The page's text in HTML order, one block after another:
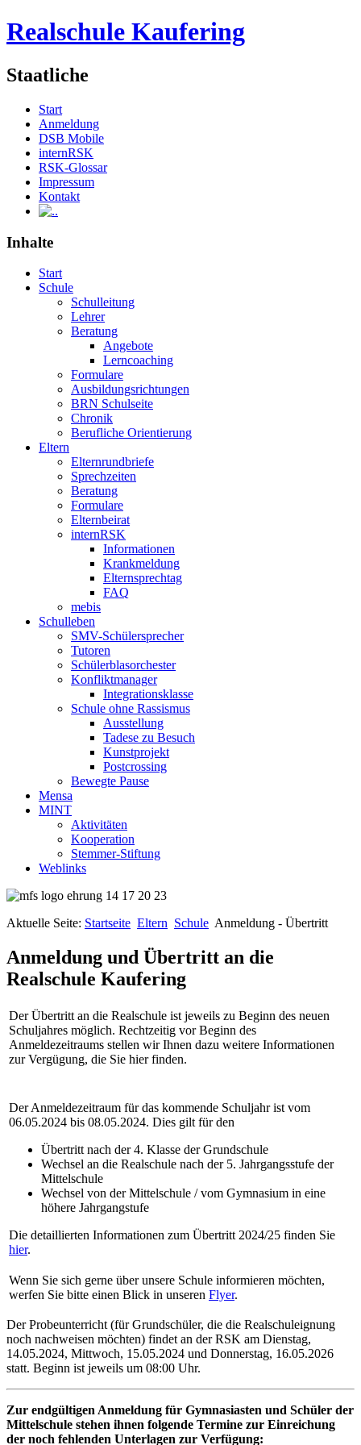
Realschule Kaufering
Staatliche
Start
Anmeldung
DSB Mobile
internRSK
RSK-Glossar
Impressum
Kontakt
.
Inhalte
Start
Schule
Schulleitung
Lehrer
Beratung
Angebote
Lerncoaching
Formulare
Ausbildungsrichtungen
BRN Schulseite
Chronik
Berufliche Orientierung
Eltern
Elternrundbriefe
Sprechzeiten
Beratung
Formulare
Elternbeirat
internRSK
Informationen
Krankmeldung
Elternsprechtag
FAQ
mebis
Schulleben
SMV-Schülersprecher
Tutoren
Schülerblasorchester
Konfliktmanager
Integrationsklasse
Schule ohne Rassismus
Ausstellung
Tadese zu Besuch
Kunstprojekt
Postcrossing
Bewegte Pause
Mensa
MINT
Aktivitäten
Kooperation
Stemmer-Stiftung
Weblinks
Aktuelle Seite: Startseite Eltern Schule Anmeldung - Übertritt
Anmeldung und Übertritt an die
Realschule Kaufering
Der Übertritt an die Realschule ist jeweils zu Beginn des neuen
Schuljahres möglich. Rechtzeitig vor Beginn des
Anmeldezeitraums stellen wir Ihnen dazu weitere Informationen
zur Vergügung, die Sie hier finden.
Der Anmeldezeitraum für das kommende Schuljahr ist vom
06.05.2024 bis 08.05.2024. Dies gilt für den
Übertritt nach der 4. Klasse der Grundschule
Wechsel an die Realschule nach der 5. Jahrgangsstufe der
Mittelschule
Wechsel von der Mittelschule / vom Gymnasium in eine
höhere Jahrgangstufe
Die detaillierten Informationen zum Übertritt 2024/25 finden Sie
hier.
Wenn Sie sich gerne über unsere Schule informieren möchten,
werfen Sie bitte einen Blick in unseren Flyer.
Der Probeunterricht (für Grundschüler, die die Realschuleignung
noch nachweisen möchten) findet an der RSK am Dienstag,
14.05.2024, Mittwoch, 15.05.2024 und Donnerstag, 16.05.2026
statt. Beginn ist jeweils um 08:00 Uhr.
Zur endgültigen Anmeldung für Gymnasiasten und Schüler der
Mittelschule stehen ihnen folgende Termine zur Einreichung
der noch fehlenden Unterlagen zur Verfügung: